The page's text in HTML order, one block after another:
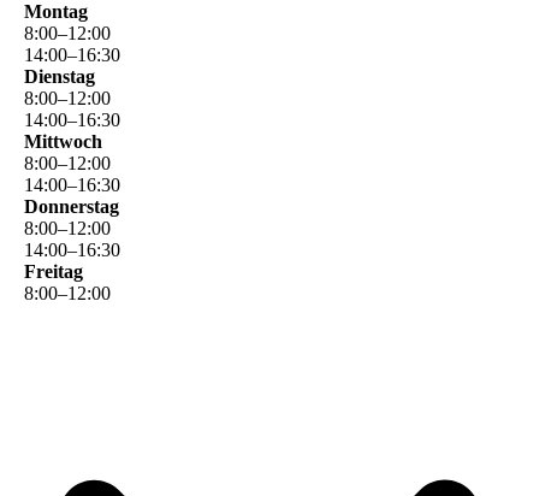
Montag
8:00–12:00
14:00–16:30
Dienstag
8:00–12:00
14:00–16:30
Mittwoch
8:00–12:00
14:00–16:30
Donnerstag
8:00–12:00
14:00–16:30
Freitag
8:00–12:00